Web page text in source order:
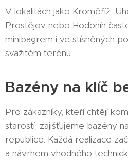
V lokalitách jako Kroměříž,
Prostějov nebo Hodonín
minibagrem i ve stísněných
svažitém terénu.
Bazény na klíč
Pro zákazníky, kteří chtějí
starostí, zajišťujeme bazény
republice. Každá realizace
a návrhem vhodného